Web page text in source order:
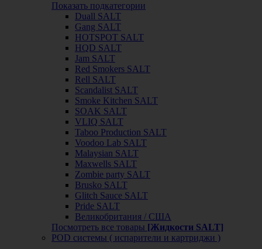
Показать подкатегории
Duall SALT
Gang SALT
HOTSPOT SALT
HQD SALT
Jam SALT
Red Smokers SALT
Rell SALT
Scandalist SALT
Smoke Kitchen SALT
SOAK SALT
VLIQ SALT
Taboo Production SALT
Voodoo Lab SALT
Malaysian SALT
Maxwells SALT
Zombie party SALT
Brusko SALT
Glitch Sauce SALT
Pride SALT
Великобритания / США
Посмотреть все товары [Жидкости SALT]
POD системы ( испарители и картриджи )